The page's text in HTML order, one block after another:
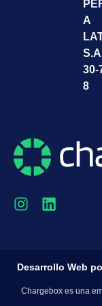
A
30-
8
Desarrollo Web
Chargebox es una